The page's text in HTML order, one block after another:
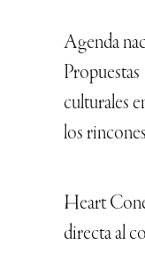
Agenda
Propuestas
culturales
los
Heart
directa al